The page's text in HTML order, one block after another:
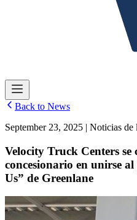
Back to News
September 23, 2025 | Noticias de
Velocity Truck Centers
concesionario en unirse
Us” de Greenlane